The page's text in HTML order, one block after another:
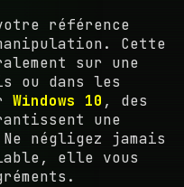
référence
Cette
sur une
ou dans les
Windows 10 , des
une
négligez jamais
elle vous